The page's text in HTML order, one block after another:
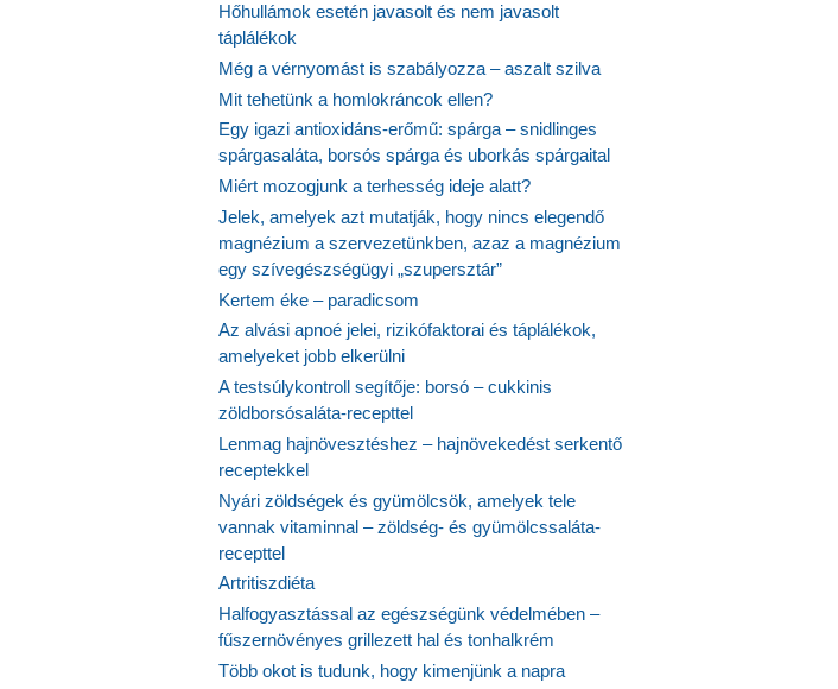
Hőhullámok esetén javasolt és nem javasolt
táplálékok
Még a vérnyomást is szabályozza – aszalt szilva
Mit tehetünk a homlokráncok ellen?
Egy igazi antioxidáns-erőmű: spárga – snidlinges
spárgasaláta, borsós spárga és uborkás spárgaital
Miért mozogjunk a terhesség ideje alatt?
Jelek, amelyek azt mutatják, hogy nincs elegendő
magnézium a szervezetünkben, azaz a magnézium
egy szívegészségügyi „szupersztár”
Kertem éke – paradicsom
Az alvási apnoé jelei, rizikófaktorai és táplálékok,
amelyeket jobb elkerülni
A testsúlykontroll segítője: borsó – cukkinis
zöldborsósaláta-recepttel
Lenmag hajnövesztéshez – hajnövekedést serkentő
receptekkel
Nyári zöldségek és gyümölcsök, amelyek tele
vannak vitaminnal – zöldség- és gyümölcssaláta-
recepttel
Artritiszdiéta
Halfogyasztással az egészségünk védelmében –
fűszernövényes grillezett hal és tonhalkrém
Több okot is tudunk, hogy kimenjünk a napra